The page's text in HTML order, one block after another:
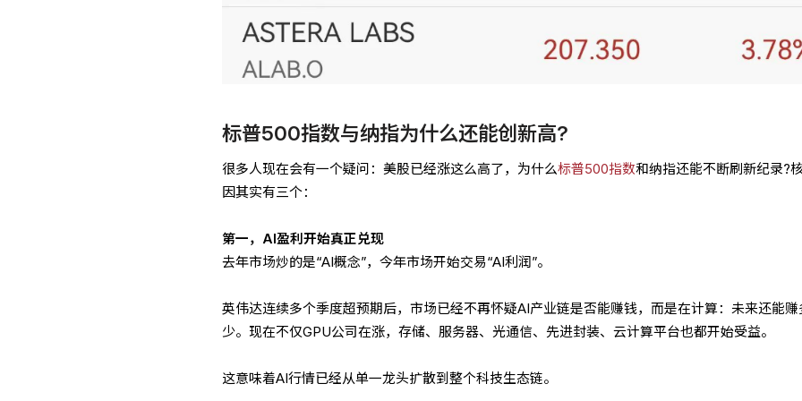
标普500指数与纳指为什么还能创新高?
很多人现在会有一个疑问：美股已经涨这么高了，为什么标普500指数和纳指还能不断刷新纪录?
因其实有三个：
第一，AI盈利开始真正兑现
去年市场炒的是“AI概念”，今年市场开始交易“AI利润”。
英伟达连续多个季度超预期后，市场已经不再怀疑AI产业链是否能赚钱，而是在计算：未来还能赚
少。现在不仅GPU公司在涨，存储、服务器、光通信、先进封装、云计算平台也都开始受益。
这意味着AI行情已经从单一龙头扩散到整个科技生态链。